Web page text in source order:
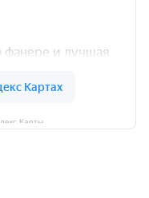
Карты